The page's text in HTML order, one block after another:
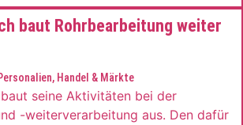
baut Rohrbearbeitung weiter
, Handel & Märkte
seine Aktivitäten bei der
-weiterverarbeitung aus. Den dafür